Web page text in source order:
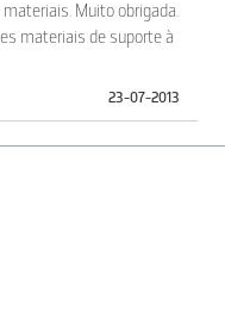
Muito obrigada.
materiais de suporte à
23-07-2013